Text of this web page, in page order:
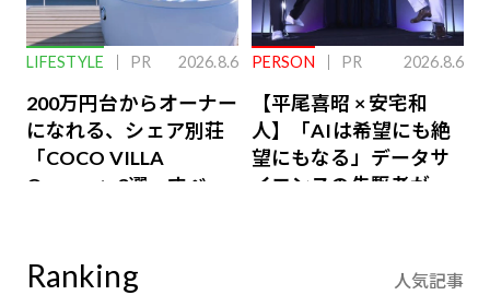
LIFESTYLE PR 2026.8.6
200万円台からオーナー
になれる、シェア別荘
「COCO VILLA
Owners」3選。すべて
PERSON PR 2026.8.6
【平尾喜昭 × 安宅和
人】「AIは希望にも絶
望にもなる」データサ
イエンスの先駆者が語
Ranking 人気記事